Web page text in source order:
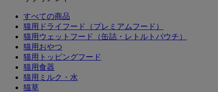
すべての商品
猫用ドライフード（プレミアムフード）
猫用ウェットフード（缶詰・レトルトパウチ）
猫用おやつ
猫用トッピングフード
猫用食器
猫用ミルク・水
猫草